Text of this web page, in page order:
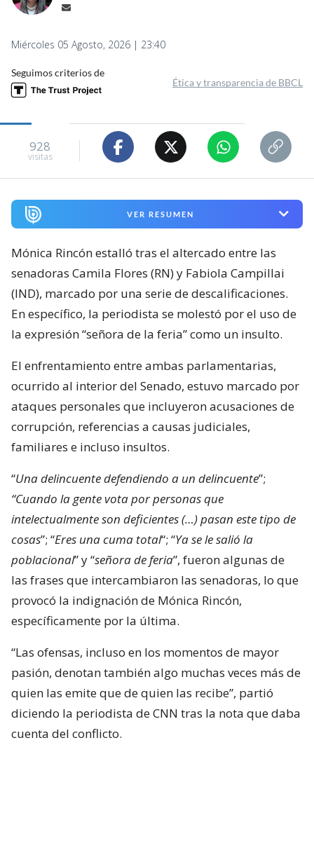
Miércoles 05 Agosto, 2026 | 23:40
Seguimos criterios de
Ética y transparencia de BBCL
928
visitas
VER RESUMEN
Mónica Rincón estalló tras el altercado entre las
senadoras Camila Flores (RN) y Fabiola Campillai
(IND), marcado por una serie de descalificaciones.
En específico, la periodista se molestó por el uso de
la expresión “señora de la feria” como un insulto.
El enfrentamiento entre ambas parlamentarias,
ocurrido al interior del Senado, estuvo marcado por
ataques personales que incluyeron acusaciones de
corrupción, referencias a causas judiciales,
familiares e incluso insultos.
“Una delincuente defendiendo a un delincuente”;
“Cuando la gente vota por personas que
intelectualmente son deficientes (…) pasan este tipo de
cosas”; “Eres una cuma total“; “Ya se le salió la
poblacional” y “señora de feria”, fueron algunas de
las frases que intercambiaron las senadoras, lo que
provocó la indignación de Mónica Rincón,
específicamente por la última.
“Las ofensas, incluso en los momentos de mayor
pasión, denotan también algo muchas veces más de
quien las emite que de quien las recibe”, partió
diciendo la periodista de CNN tras la nota que daba
cuenta del conflicto.